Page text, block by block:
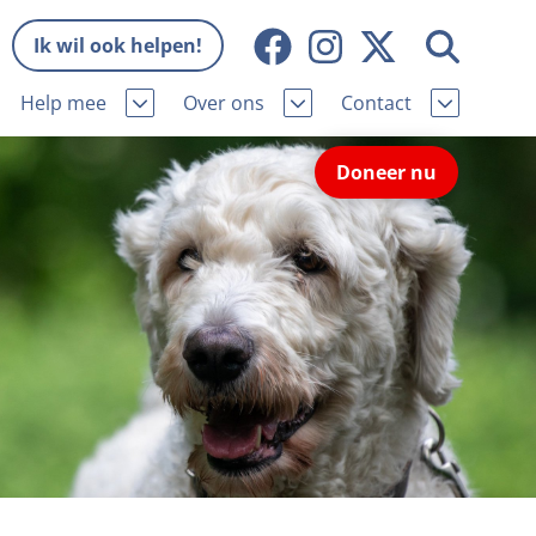
Ik wil ook helpen!
Help mee Over ons
Missie en visie
Wat wij doen
Onze organisatie
Samenwerking
Bekende vrienden
Vacatures
Donateursmagazine Hond
Contact
Contactgegevens
Pers
Nieuws
Veelgestelde vragen
Melding hondenleed
Nieuwsbrief
Incassodata
Doneer nu